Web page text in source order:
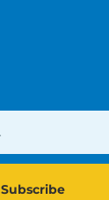
Subscribe